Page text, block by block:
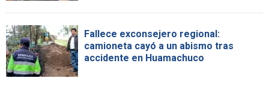
Fallece exconsejero regional:
camioneta cayó a un abismo tras
accidente en Huamachuco